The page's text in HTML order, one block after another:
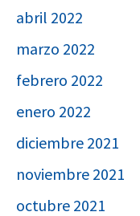
abril 2022
marzo 2022
febrero 2022
enero 2022
diciembre 2021
noviembre 2021
octubre 2021